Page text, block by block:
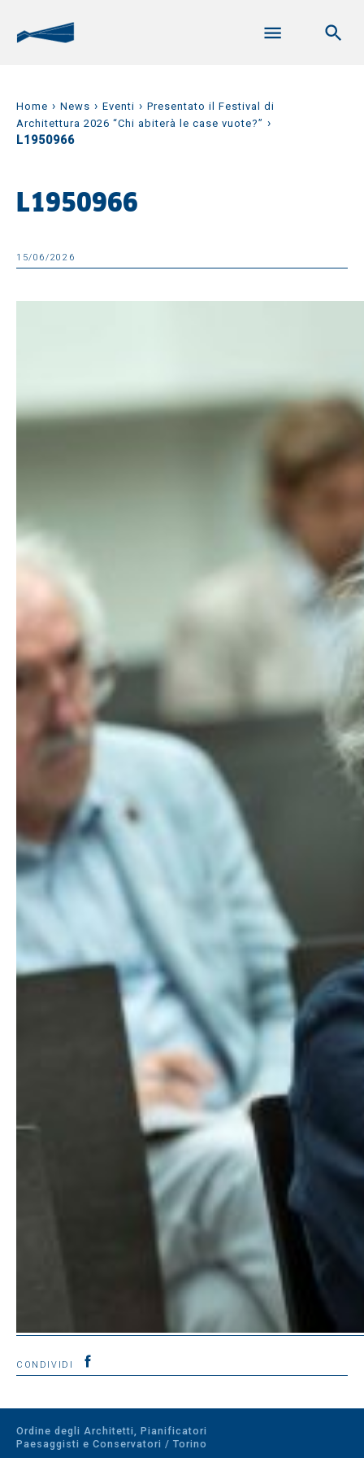
Home › News › Eventi › Presentato il Festival di
Architettura 2026 “Chi abiterà le case vuote?” ›
L1950966
L1950966
15/06/2026
CONDIVIDI
Ordine degli Architetti, Pianificatori
Paesaggisti e Conservatori / Torino